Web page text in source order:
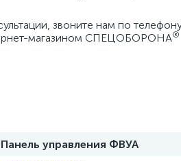
звоните нам по
магазином СПЕЦОБОРОНА®
Панель управления ФВУА